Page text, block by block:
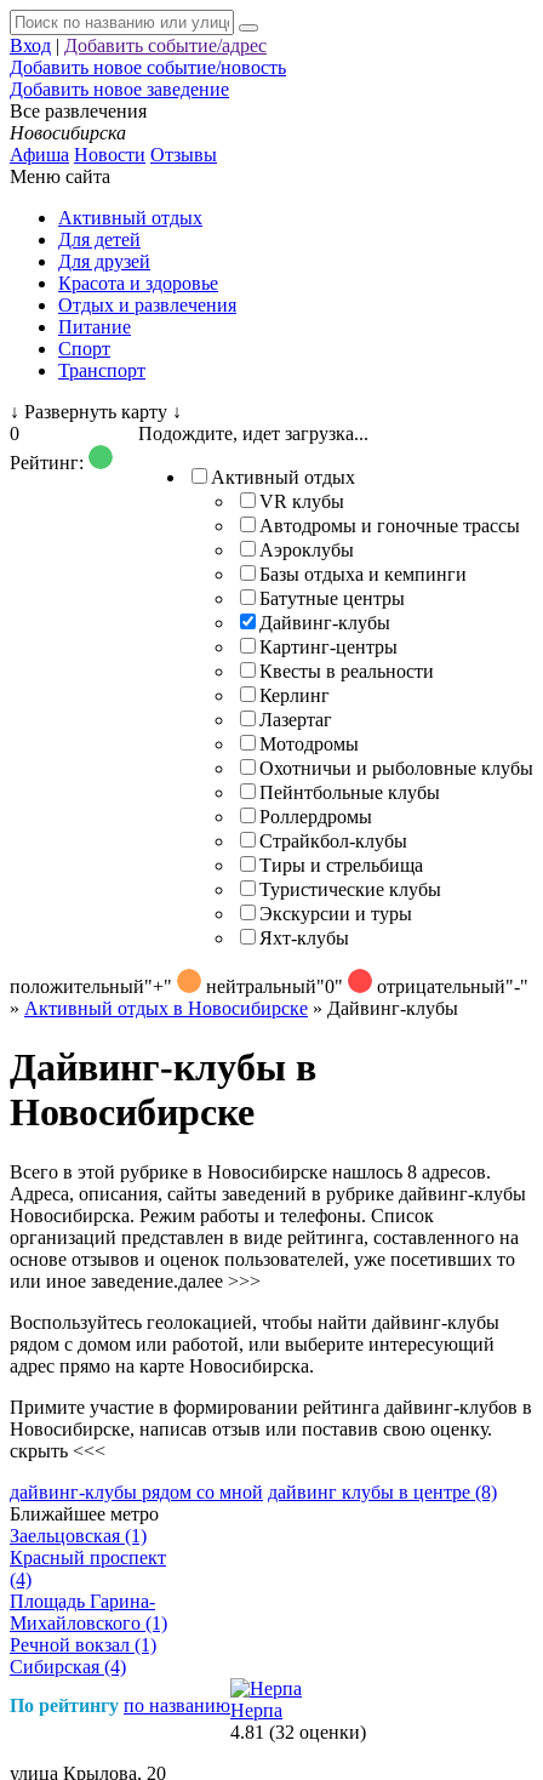
Вход | Добавить событие/адрес
Добавить новое событие/новость
Добавить новое заведение
Все развлечения
Новосибирска
Афиша Новости Отзывы
Меню сайта
Активный отдых
Для детей
Для друзей
Красота и здоровье
Отдых и развлечения
Питание
Спорт
Транспорт
↓ Развернуть карту ↓
Подождите, идет загрузка...
Активный отдых
VR клубы
Автодромы и гоночные трассы
Аэроклубы
Базы отдыха и кемпинги
Батутные центры
Дайвинг-клубы
Картинг-центры
Квесты в реальности
Керлинг
Лазертаг
Мотодромы
Охотничьи и рыболовные клубы
Пейнтбольные клубы
Роллердромы
Страйкбол-клубы
Тиры и стрельбища
Туристические клубы
Экскурсии и туры
Яхт-клубы
0
Рейтинг:
положительный"+" нейтральный"0" отрицательный"-"
» Активный отдых в Новосибирске » Дайвинг-клубы
Дайвинг-клубы в
Новосибирске
Всего в этой рубрике в Новосибирске нашлось 8 адресов.
Адреса, описания, сайты заведений в рубрике дайвинг-клубы
Новосибирска. Режим работы и телефоны. Список
организаций представлен в виде рейтинга, составленного на
основе отзывов и оценок пользователей, уже посетивших то
или иное заведение.далее >>>
Воспользуйтесь геолокацией, чтобы найти дайвинг-клубы
рядом с домом или работой, или выберите интересующий
адрес прямо на карте Новосибирска.
Примите участие в формировании рейтинга дайвинг-клубов в
Новосибирске, написав отзыв или поставив свою оценку.
скрыть <<<
дайвинг-клубы рядом со мной дайвинг клубы в центре (8)
Ближайшее метро
Заельцовская (1)
Красный проспект
(4)
Площадь Гарина-
Михайловского (1)
Речной вокзал (1)
Сибирская (4)
По рейтингу по названиюНерпа
4.81 (32 оценки)
улица Крылова, 20